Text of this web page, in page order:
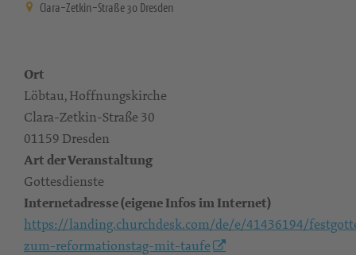
Clara-Zetkin-Straße 30 Dresden
Ort
Löbtau, Hoffnungskirche
Clara-Zetkin-Straße 30
01159 Dresden
Art der Veranstaltung
Gottesdienste
Internetadresse (eigene Infos im Internet)
https://landing.churchdesk.com/de/e/41436194/
zum-reformationstag-mit-taufe